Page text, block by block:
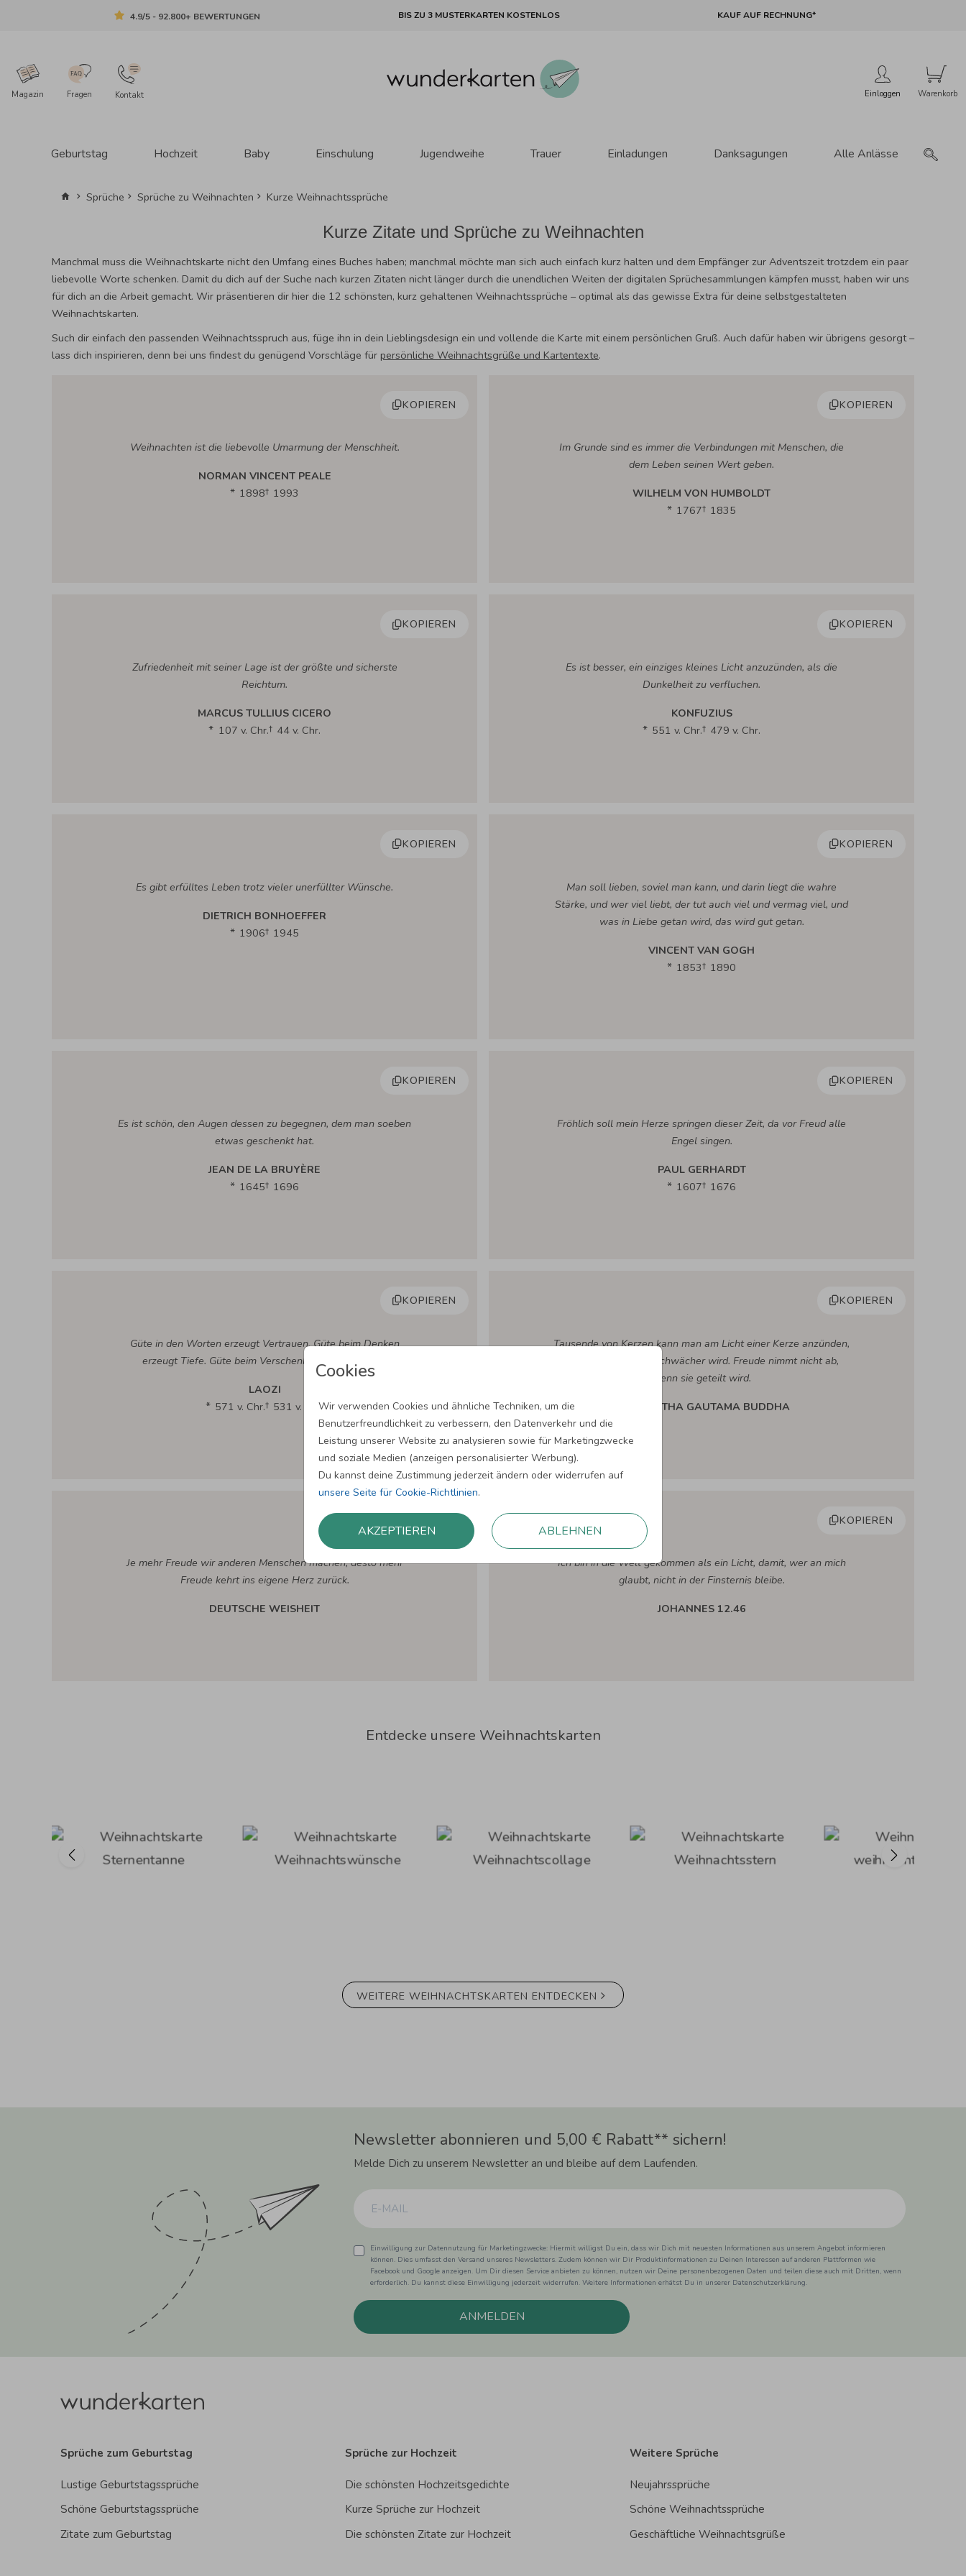
4.9/5 - 92.800+ BEWERTUNGEN BIS ZU 3 MUSTERKARTEN KOSTENLOS KAUF AUF RECHNUNG*
Magazin Fragen Kontakt Einloggen
Geburtstag Hochzeit Baby Einschulung Jugendweihe Trauer Einladungen Danksagungen Alle Anlässe
Cookies
Wir verwenden Cookies und ähnliche Techniken, um die
Benutzerfreundlichkeit zu verbessern, den Datenverkehr und die
Leistung unserer Website zu analysieren sowie für Marketingzwecke
und soziale Medien (anzeigen personalisierter Werbung).
Du kannst deine Zustimmung jederzeit ändern oder widerrufen auf
unsere Seite für Cookie-Richtlinien.
AKZEPTIEREN ABLEHNEN
Sprüche Sprüche zu Weihnachten Kurze Weihnachtssprüche
Kurze Zitate und Sprüche zu Weihnachten
Manchmal muss die Weihnachtskarte nicht den Umfang eines Buches haben; manchmal möchte man sich auch einfach kurz halten und dem Empfänger zur Adventszeit trotzdem ein paar
liebevolle Worte schenken. Damit du dich auf der Suche nach kurzen Zitaten nicht länger durch die unendlichen Weiten der digitalen Sprüchesammlungen kämpfen musst, haben wir uns
für dich an die Arbeit gemacht. Wir präsentieren dir hier die 12 schönsten, kurz gehaltenen Weihnachtssprüche – optimal als das gewisse Extra für deine selbstgestalteten
Weihnachtskarten.
Such dir einfach den passenden Weihnachtsspruch aus, füge ihn in dein Lieblingsdesign ein und vollende die Karte mit einem persönlichen Gruß. Auch dafür haben wir übrigens gesorgt –
lass dich inspirieren, denn bei uns findest du genügend Vorschläge für persönliche Weihnachtsgrüße und Kartentexte.
KOPIEREN
Weihnachten ist die liebevolle Umarmung der Menschheit.
NORMAN VINCENT PEALE
1898
1993
KOPIEREN
Im Grunde sind es immer die Verbindungen mit Menschen, die
dem Leben seinen Wert geben.
WILHELM VON HUMBOLDT
1767
1835
KOPIEREN
Zufriedenheit mit seiner Lage ist der größte und sicherste
Reichtum.
MARCUS TULLIUS CICERO
107 v. Chr.
44 v. Chr.
KOPIEREN
Es ist besser, ein einziges kleines Licht anzuzünden, als die
Dunkelheit zu verfluchen.
KONFUZIUS
551 v. Chr.
479 v. Chr.
KOPIEREN
Es gibt erfülltes Leben trotz vieler unerfüllter Wünsche.
DIETRICH BONHOEFFER
1906
1945
KOPIEREN
Man soll lieben, soviel man kann, und darin liegt die wahre
Stärke, und wer viel liebt, der tut auch viel und vermag viel, und
was in Liebe getan wird, das wird gut getan.
VINCENT VAN GOGH
1853
1890
KOPIEREN
Es ist schön, den Augen dessen zu begegnen, dem man soeben
etwas geschenkt hat.
JEAN DE LA BRUYÈRE
1645
1696
KOPIEREN
Fröhlich soll mein Herze springen dieser Zeit, da vor Freud alle
Engel singen.
PAUL GERHARDT
1607
1676
KOPIEREN
Güte in den Worten erzeugt Vertrauen. Güte beim Denken
erzeugt Tiefe. Güte beim Verschenken erzeugt Liebe.
LAOZI
571 v. Chr.
531 v. Chr.
KOPIEREN
Tausende von Kerzen kann man am Licht einer Kerze anzünden,
ohne dass ihr Licht schwächer wird. Freude nimmt nicht ab,
wenn sie geteilt wird.
SIDDHARTHA GAUTAMA BUDDHA
Je mehr Freude wir anderen Menschen machen, desto mehr
Freude kehrt ins eigene Herz zurück.
DEUTSCHE WEISHEIT
KOPIEREN
Ich bin in die Welt gekommen als ein Licht, damit, wer an mich
glaubt, nicht in der Finsternis bleibe.
JOHANNES 12.46
Entdecke unsere Weihnachtskarten
WEITERE WEIHNACHTSKARTEN ENTDECKEN
Newsletter abonnieren und 5,00 € Rabatt** sichern!
Melde Dich zu unserem Newsletter an und bleibe auf dem Laufenden.
Einwilligung zur Datennutzung für Marketingzwecke: Hiermit willigst Du ein, dass wir Dich mit neuesten Informationen aus unserem Angebot informieren
können. Dies umfasst den Versand unseres Newsletters. Zudem können wir Dir Produktinformationen zu Deinen Interessen auf anderen Plattformen wie
Facebook und Google anzeigen. Um Dir diesen Service anbieten zu können, nutzen wir Deine personenbezogenen Daten und teilen diese auch mit Dritten, wenn
erforderlich. Du kannst diese Einwilligung jederzeit widerrufen. Weitere Informationen erhätst Du in unserer Datenschutzerklärung.
ANMELDEN
Sprüche zum Geburtstag
Lustige Geburtstagssprüche
Schöne Geburtstagssprüche
Zitate zum Geburtstag
Sprüche zur Hochzeit
Die schönsten Hochzeitsgedichte
Kurze Sprüche zur Hochzeit
Die schönsten Zitate zur Hochzeit
Weitere Sprüche
Neujahrssprüche
Schöne Weihnachtssprüche
Geschäftliche Weihnachtsgrüße